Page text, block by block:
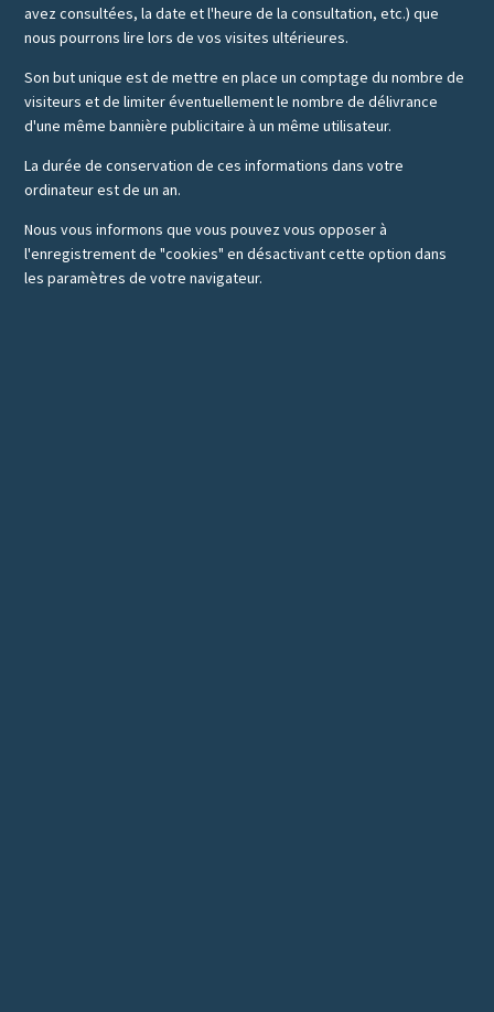
avez consultées, la date et l'heure de la consultation, etc.) que
nous pourrons lire lors de vos visites ultérieures.
Son but unique est de mettre en place un comptage du nombre de
visiteurs et de limiter éventuellement le nombre de délivrance
d'une même bannière publicitaire à un même utilisateur.
La durée de conservation de ces informations dans votre
ordinateur est de un an.
Nous vous informons que vous pouvez vous opposer à
l'enregistrement de "cookies" en désactivant cette option dans
les paramètres de votre navigateur.